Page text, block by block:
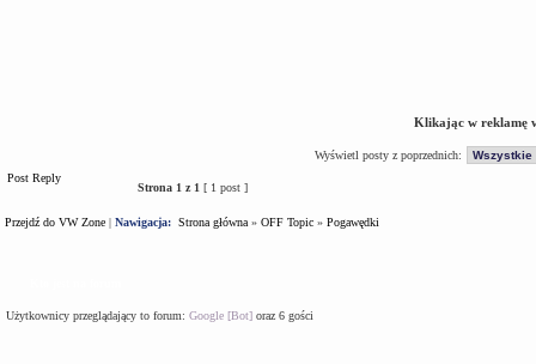
Klikając w reklamę
Wyświetl posty z poprzednich:
Post Reply
Strona 1 z 1 [ 1 post ]
Przejdź do VW Zone | Nawigacja: Strona główna » OFF Topic » Pogawędki
Użytkownicy przeglądający to forum: Google [Bot] oraz 6 gości